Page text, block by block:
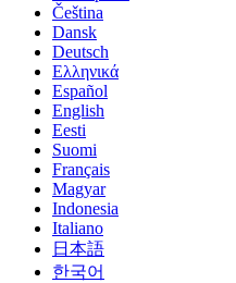
Čeština
Dansk
Deutsch
Ελληνικά
Español
English
Eesti
Suomi
Français
Magyar
Indonesia
Italiano
日本語
한국어